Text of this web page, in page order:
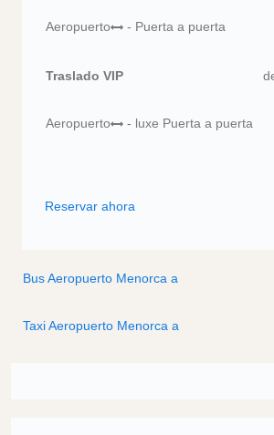
Aeropuerto - Puerta a puerta
Traslado VIP
Aeropuerto - luxe Puerta a puerta
Reservar ahora
Bus Aeropuerto Menorca a
Taxi Aeropuerto Menorca a